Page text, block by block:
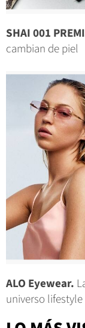
SHAI 001
cambian de piel
ALO Eyewear.
universo lifestyle